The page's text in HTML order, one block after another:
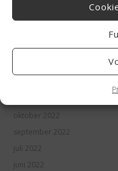
mei 2023
maart 2023
oktober 2022
september 2022
juli 2022
juni 2022